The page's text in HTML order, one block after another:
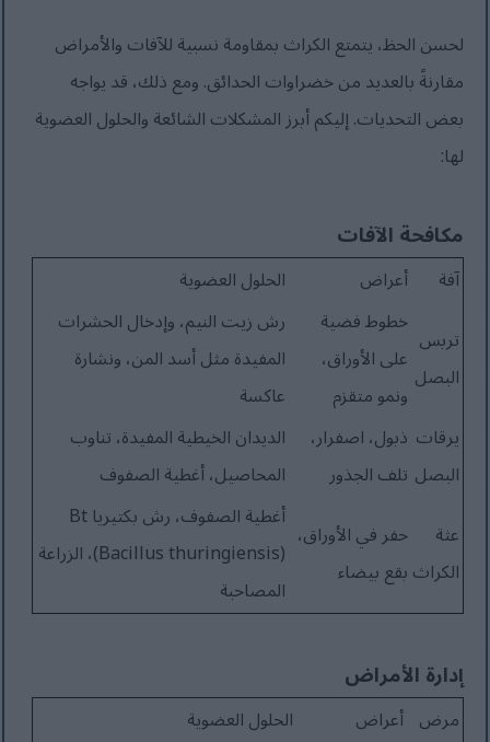
لحسن الحظ، يتمتع الكراث بمقاومة نسبية للآفات والأمراض
مقارنةً بالعديد من خضراوات الحدائق. ومع ذلك، قد يواجه
بعض التحديات. إليكم أبرز المشكلات الشائعة والحلول العضوية
لها:
مكافحة الآفات
آفة أعراض
الحلول العضوية
تربس
البصل
خطوط فضية
على الأوراق،
ونمو متقزم
رش زيت النيم، وإدخال الحشرات
المفيدة مثل أسد المن، ونشارة
عاكسة
يرقات
البصل
ذبول، اصفرار،
تلف الجذور
الديدان الخيطية المفيدة، تناوب
المحاصيل، أغطية الصفوف
عثة
الكراث
حفر في الأوراق،
بقع بيضاء
أغطية الصفوف، رش بكتيريا Bt
(Bacillus thuringiensis)، الزراعة
المصاحبة
إدارة الأمراض
مرض أعراض
الحلول العضوية